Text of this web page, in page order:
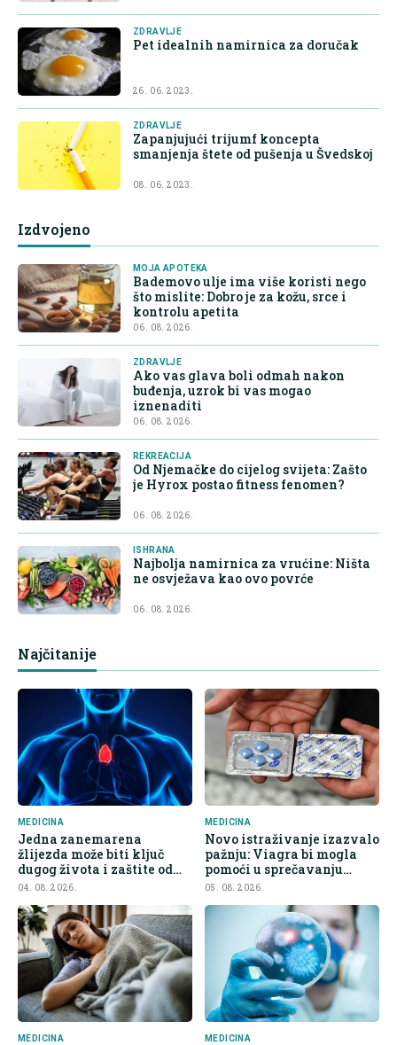
ZDRAVLJE
Pet idealnih namirnica za doručak
26. 06. 2023.
ZDRAVLJE
Zapanjujući trijumf koncepta
smanjenja štete od pušenja u Švedskoj
08. 06. 2023.
Izdvojeno
MOJA APOTEKA
Bademovo ulje ima više koristi nego
što mislite: Dobro je za kožu, srce i
kontrolu apetita
06. 08. 2026.
ZDRAVLJE
Ako vas glava boli odmah nakon
buđenja, uzrok bi vas mogao
iznenaditi
06. 08. 2026.
REKREACIJA
Od Njemačke do cijelog svijeta: Zašto
je Hyrox postao fitness fenomen?
06. 08. 2026.
ISHRANA
Najbolja namirnica za vrućine: Ništa
ne osvježava kao ovo povrće
06. 08. 2026.
Najčitanije
MEDICINA
Jedna zanemarena
žlijezda može biti ključ
dugog života i zaštite od
raka
04. 08. 2026.
MEDICINA
Novo istraživanje izazvalo
pažnju: Viagra bi mogla
pomoći u sprečavanju
širenja raka
05. 08. 2026.
MEDICINA MEDICINA